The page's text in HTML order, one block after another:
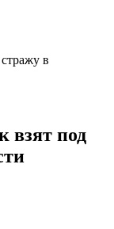
в
взят под